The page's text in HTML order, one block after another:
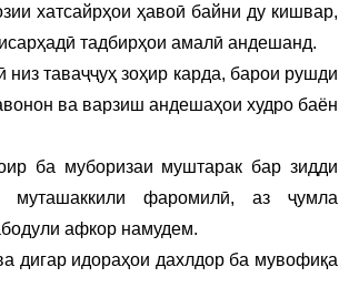
хатсайрҳои ҳавоӣ байни ду кишвар,
тадбирҳои амалӣ андешанд.
таваҷҷуҳ зоҳир карда, барои рушди
ва варзиш андешаҳои худро баён
ба муборизаи муштарак бар зидди
муташаккили фаромилӣ, аз ҷумла
афкор намудем.
дигар идораҳои дахлдор ба мувофиқа